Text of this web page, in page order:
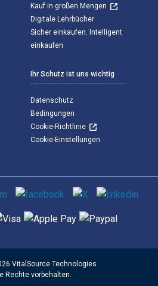
Kauf in großen Mengen
Digitale Lehrbücher
Sicher einkaufen. Intelligent
einkaufen
Ihr Schutz ist uns wichtig
Datenschutz
Bedingungen
Cookie-Richtlinie
Cookie-Einstellungen
VitalSource Technologies
Rechte vorbehalten.